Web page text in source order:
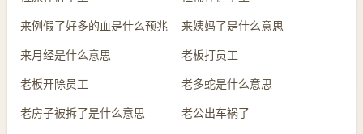
来例假了好多的血是什么预兆 来姨妈了是什么意思
来月经是什么意思 老板打员工
老板开除员工 老多蛇是什么意思
老房子被拆了是什么意思 老公出车祸了